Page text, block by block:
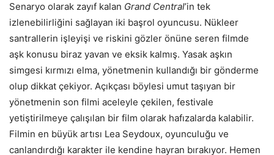
Senaryo olarak zayıf kalan Grand Central’in tek
izlenebilirliğini sağlayan iki başrol oyuncusu. Nükleer
santrallerin işleyişi ve riskini gözler önüne seren filmde
aşk konusu biraz yavan ve eksik kalmış. Yasak aşkın
simgesi kırmızı elma, yönetmenin kullandığı bir gönderme
olup dikkat çekiyor. Açıkçası böylesi umut taşıyan bir
yönetmenin son filmi aceleyle çekilen, festivale
yetiştirilmeye çalışılan bir film olarak hafızalarda kalabilir.
Filmin en büyük artısı Lea Seydoux, oyunculuğu ve
canlandırdığı karakter ile kendine hayran bırakıyor. Hemen